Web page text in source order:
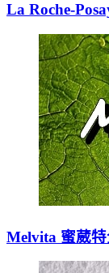
La Roche-
Melvita 蜜葳